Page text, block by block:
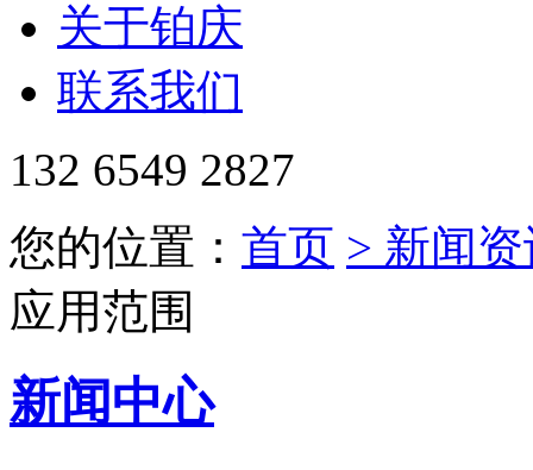
关于铂庆
联系我们
132 6549 2827
您的位置： 首页 > 新闻
应用范围
新闻中心